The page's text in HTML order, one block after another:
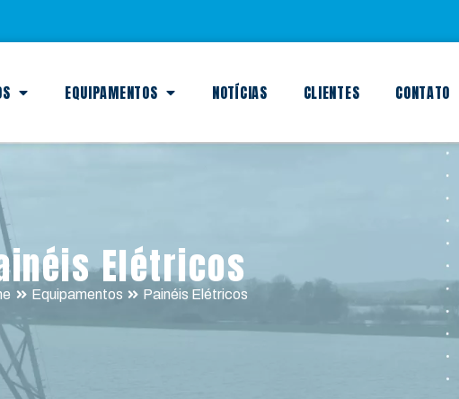
EQUIPAMENTOS NOTÍCIAS CLIENTES CONTATO
Elétricos
Equipamentos Painéis Elétricos